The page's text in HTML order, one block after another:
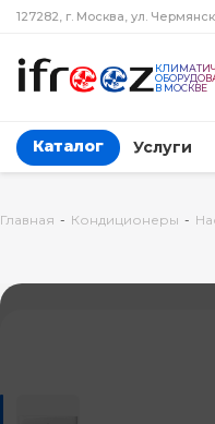
127282, г. Москва, ул.
В МОСКВЕ
Каталог Услуги
Главная - Кондиционеры -